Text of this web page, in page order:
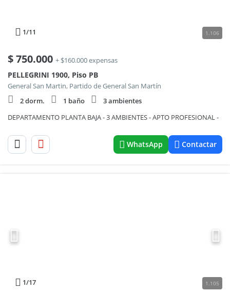
1/11 1.106
$750.000 + $160.000 expensas
PELLEGRINI 1900, Piso PB
General San Martin, Partido de General San Martín
2 dorm.
1 baño
3 ambientes
DEPARTAMENTO PLANTA BAJA - 3 AMBIENTES - APTO PROFESIONAL -
WhatsApp Contactar
1/17 1.105